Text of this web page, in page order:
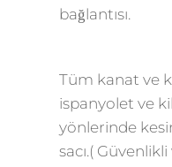
bağlantısı.
Tüm kanat ve
ispanyolet ve
yönlerinde
sacı.( Güvenlikli